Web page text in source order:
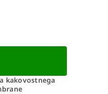
kakovostnega